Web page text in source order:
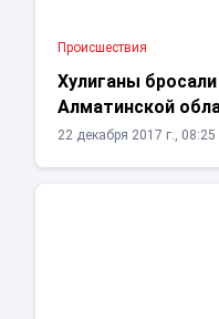
Проиcшествия
Хулиганы
Алматинской
22 декабря 2017 г., 08:25